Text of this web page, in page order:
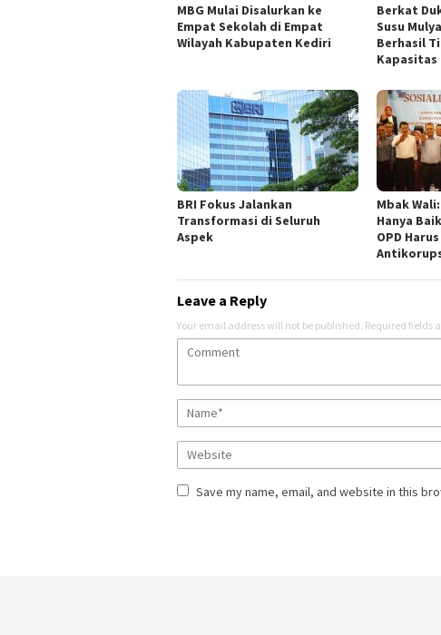
MBG Mulai Disalurkan ke
Empat Sekolah di Empat
Wilayah Kabupaten Kediri
Berkat
Susu
Berhasil
Kapasitas
BRI Fokus Jalankan
Transformasi di Seluruh
Aspek
Mbak
Hanya
OPD
Leave a Reply
Your email address will not be published. Required fields
Save my name, email, and website in this